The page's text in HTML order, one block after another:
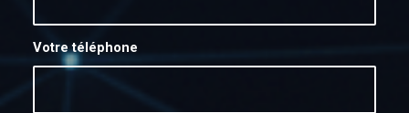
Votre téléphone